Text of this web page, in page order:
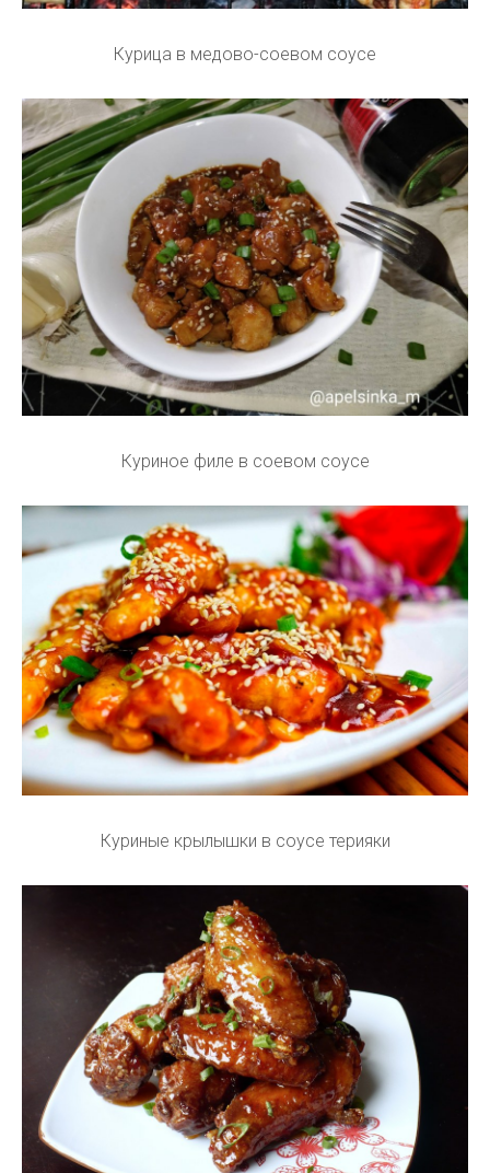
Курица в медово-соевом соусе
Куриное филе в соевом соусе
Куриные крылышки в соусе терияки